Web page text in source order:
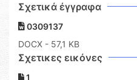
Σχετικά έγγραφα
0309137
DOCX - 57,1 KB
Σχετικες εικόνες
1